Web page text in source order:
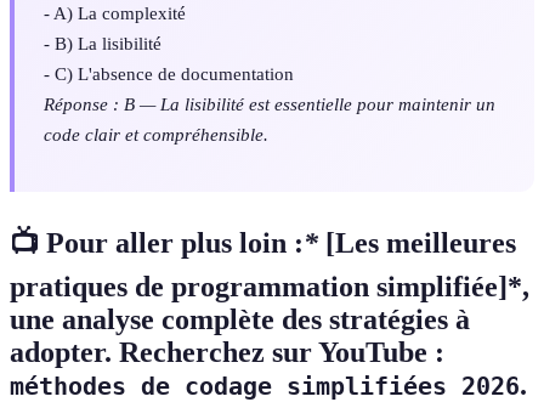
- A) La complexité
- B) La lisibilité
- C) L'absence de documentation
Réponse : B — La lisibilité est essentielle pour maintenir un
code clair et compréhensible.
📺 Pour aller plus loin :* [Les meilleures
pratiques de programmation simplifiée]*,
une analyse complète des stratégies à
adopter. Recherchez sur YouTube :
méthodes de codage simplifiées 2026.